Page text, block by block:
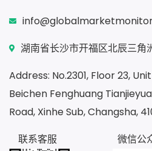
湖南省长沙市开福区北辰三角
Address: No.2301, Floor 23, Unit
Beichen Fenghuang
Road, Xinhe Sub, Changsha,
联系客服
微信公